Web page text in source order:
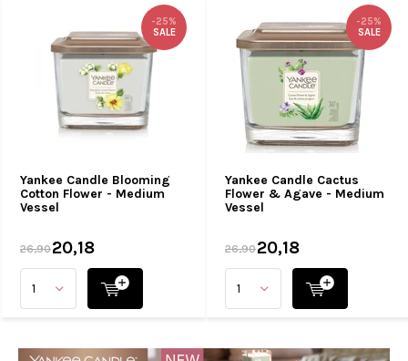
Yankee Candle Blooming
Cotton Flower - Medium
Vessel
-25%
SALE
26,9020,18
Yankee Candle Cactus
Flower & Agave - Medium
Vessel
-25%
SALE
26,9020,18